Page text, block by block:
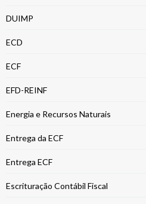
DUIMP
ECD
ECF
EFD-REINF
Energia e Recursos Naturais
Entrega da ECF
Entrega ECF
Escrituração Contábil Fiscal